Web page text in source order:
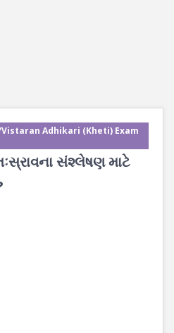
Vistaran Adhikari (Kheti) Exam
સંશ્લેષણ માટે